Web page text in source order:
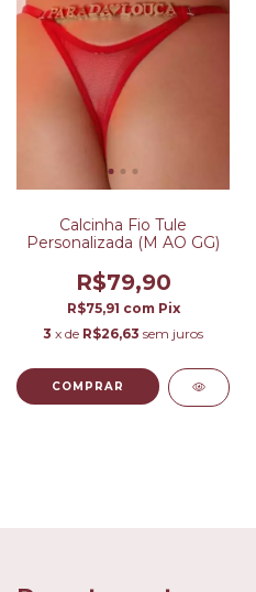
Calcinha Fio Tule
Personalizada (M AO GG)
R$79,90
R$75,91 com Pix
3 x de R$26,63 sem juros
COMPRAR